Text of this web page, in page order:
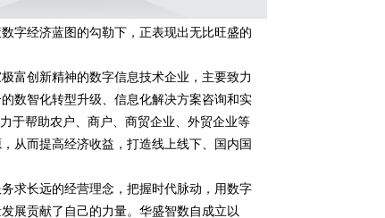
字经济蓝图的勾勒下，正表现出无比旺盛的
富创新精神的数字信息技术企业，主要致力
数智化转型升级、信息化解决方案咨询和实
于帮助农户、商户、商贸企业、外贸企业等
从而提高经济收益，打造线上线下、国内国
求长远的经营理念，把握时代脉动，用数字
展贡献了自己的力量。华盛智数自成立以